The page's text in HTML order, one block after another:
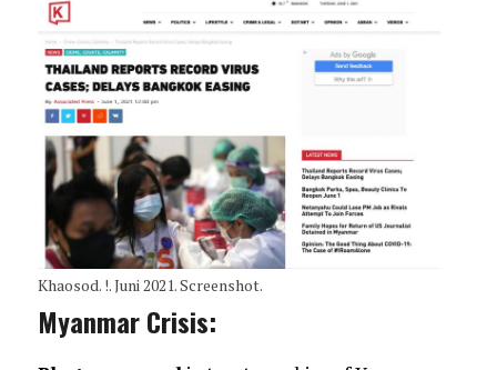
Khaosod. !. Juni 2021. Screenshot.
Myanmar Crisis: